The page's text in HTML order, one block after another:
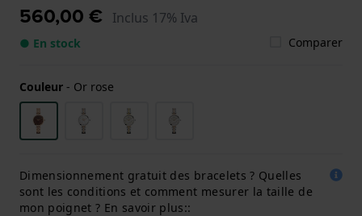
560,00 € Inclus 17% Iva
● En stock Comparer
Couleur - Or rose
Dimensionnement gratuit des bracelets ? Quelles
sont les conditions et comment mesurer la taille de
mon poignet ? En savoir plus::